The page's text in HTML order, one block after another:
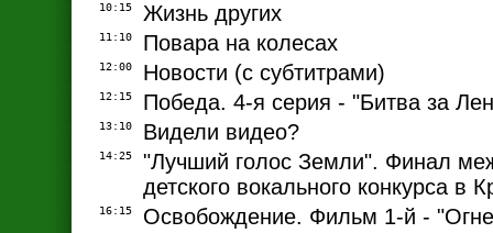
10:15 Жизнь других
11:10 Повара на колесах
12:00 Новости (с субтитрами)
12:15 Победа. 4-я серия - "Битва за
13:10 Видели видео?
14:25
"Лучший голос Земли". Финал
детского вокального конкурса в
16:15 Освобождение. Фильм 1-й -